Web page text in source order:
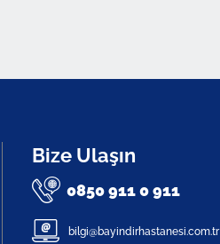
Bize Ulaşın
0850 911 0 911
bilgi@bayindirhastanesi.com.tr